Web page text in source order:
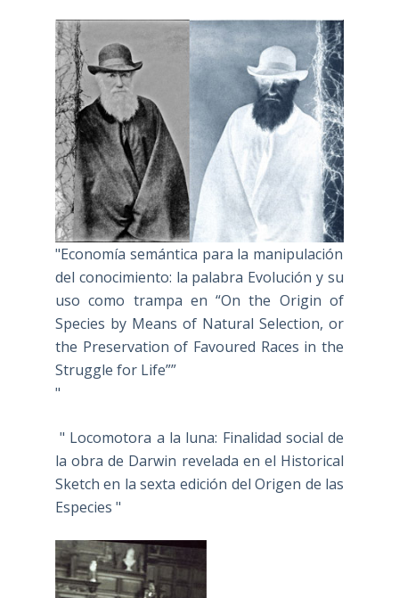
"Economía semántica para la manipulación
del conocimiento: la palabra Evolución y su
uso como trampa en “On the Origin of
Species by Means of Natural Selection, or
the Preservation of Favoured Races in the
Struggle for Life””
"
" Locomotora a la luna: Finalidad social de
la obra de Darwin revelada en el Historical
Sketch en la sexta edición del Origen de las
Especies "